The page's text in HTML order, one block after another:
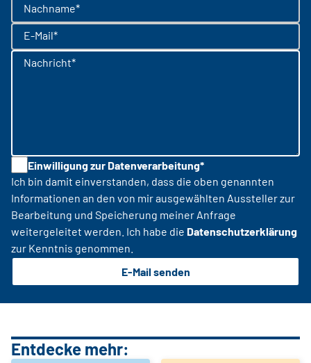
Nachname*
E-Mail*
Nachricht*
Einwilligung zur Datenverarbeitung*
Ich bin damit einverstanden, dass die oben genannten
Informationen an den von mir ausgewählten Aussteller zur
Bearbeitung und Speicherung meiner Anfrage
weitergeleitet werden. Ich habe die Datenschutzerklärung
zur Kenntnis genommen.
E-Mail senden
Entdecke mehr: